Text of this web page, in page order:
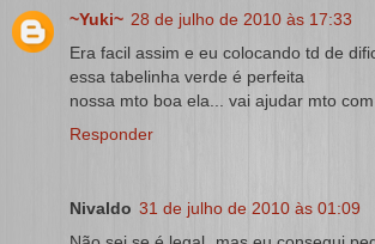
~Yuki~ 28 de julho de 2010 às 17:33
Era facil assim e eu colocando td de
essa tabelinha verde é perfeita
nossa mto boa ela... vai ajudar mto
Responder
Nivaldo 31 de julho de 2010 às 01:09